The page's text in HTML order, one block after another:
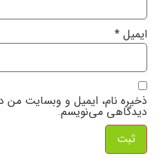
ایمیل *
ذخیره نام، ایمیل و وبسایت من
دیدگاهی می‌نویسم.